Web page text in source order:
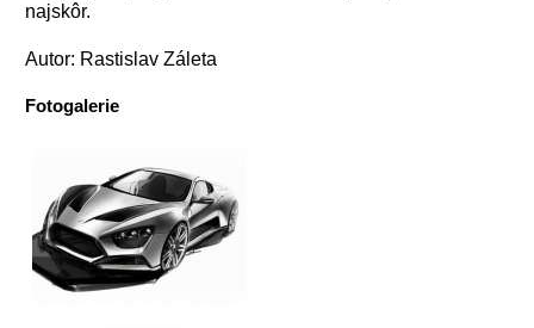
najskôr.
Autor: Rastislav Záleta
Fotogalerie